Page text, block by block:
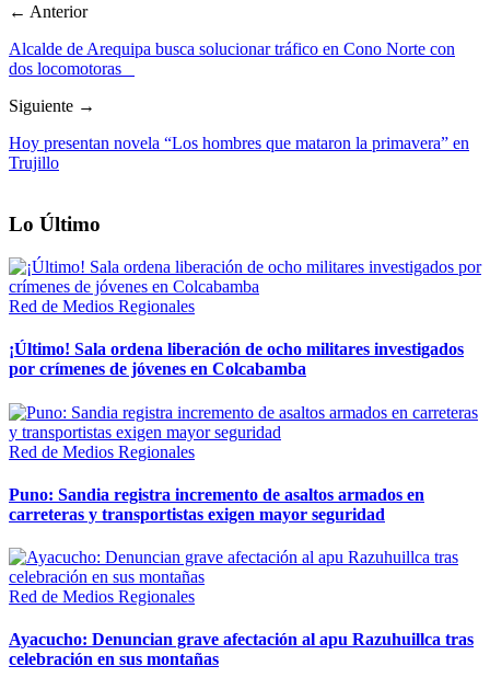
← Anterior
Alcalde de Arequipa busca solucionar tráfico en Cono Norte con
dos locomotoras
Siguiente →
Hoy presentan novela “Los hombres que mataron la primavera” en
Trujillo
Lo Último
Red de Medios Regionales
¡Último! Sala ordena liberación de ocho militares investigados
por crímenes de jóvenes en Colcabamba
Red de Medios Regionales
Puno: Sandia registra incremento de asaltos armados en
carreteras y transportistas exigen mayor seguridad
Red de Medios Regionales
Ayacucho: Denuncian grave afectación al apu Razuhuillca tras
celebración en sus montañas